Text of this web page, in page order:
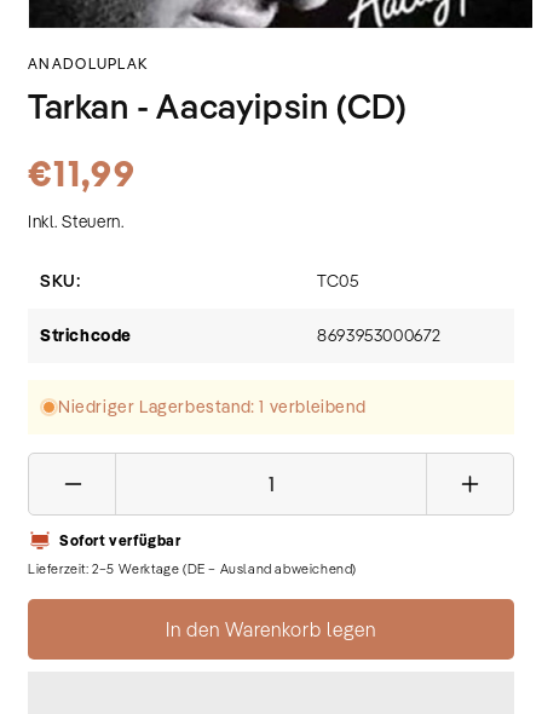
1
in
Modal
öffnen
ANADOLUPLAK
Tarkan - Aacayipsin (CD)
Normaler
Preis
€11,99
Inkl. Steuern.
SKU: TC05
Strichcode 8693953000672
Niedriger Lagerbestand: 1 verbleibend
die
Menge
für
Tarkan
Erhöhe
die
Tarkan
Sofort verfügbar
Lieferzeit: 2–5 Werktage (DE – Ausland abweichend)
In den Warenkorb legen